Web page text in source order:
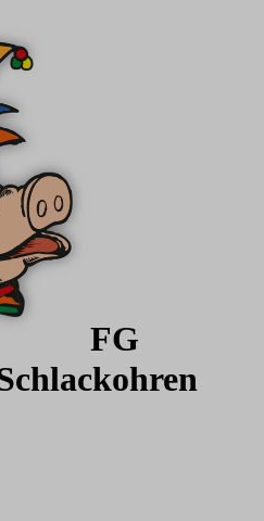
FG